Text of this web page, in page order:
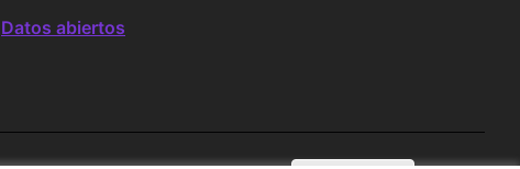
Datos abiertos